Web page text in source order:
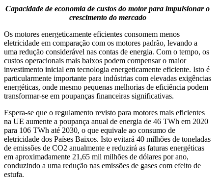
Capacidade de economia de custos do motor para impulsionar o
crescimento do mercado
Os motores energeticamente eficientes consomem menos
eletricidade em comparação com os motores padrão, levando a
uma redução considerável nas contas de energia. Com o tempo, os
custos operacionais mais baixos podem compensar o maior
investimento inicial em tecnologia energeticamente eficiente. Isto é
particularmente importante para indústrias com elevadas exigências
energéticas, onde mesmo pequenas melhorias de eficiência podem
transformar-se em poupanças financeiras significativas.
Espera-se que o regulamento revisto para motores mais eficientes
na UE aumente a poupança anual de energia de 46 TWh em 2020
para 106 TWh até 2030, o que equivale ao consumo de
eletricidade dos Países Baixos. Isto evitará 40 milhões de toneladas
de emissões de CO2 anualmente e reduzirá as faturas energéticas
em aproximadamente 21,65 mil milhões de dólares por ano,
conduzindo a uma redução nas emissões de gases com efeito de
estufa.